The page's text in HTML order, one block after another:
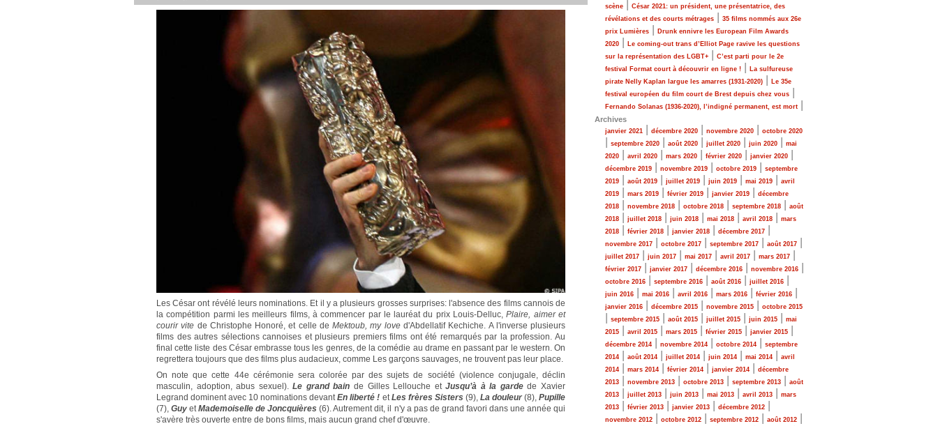
Les César ont révélé leurs nominations. Et il y a plusieurs grosses surprises: l'absence des films cannois de
la compétition parmi les meilleurs films, à commencer par le lauréat du prix Louis-Delluc,Plaire, aimer et
courir vite de Christophe Honoré, et celle deMektoub, my loved'Abdellatif Kechiche. A l'inverse plusieurs
films des autres sélections cannoises et plusieurs premiers films ont été remarqués par la profession. Au
final cette liste des César embrasse tous les genres, de la comédie au drame en passant par le western. On
regrettera toujours que des films plus audacieux, comme Les garçons sauvages, ne trouvent pas leur place.
On note que cette 44e cérémonie sera colorée par des sujets de société (violence conjugale, déclin
masculin, adoption, abus sexuel).Le grand bain de Gilles Lellouche etJusqu’à à la gardede Xavier
Legrand dominent avec 10 nominations devantEn liberté ! etLes frères Sisters (9), La douleur(8),Pupille
(7),Guy etMademoiselle de Joncquières (6). Autrement dit, il n'y a pas de grand favori dans une année qui
s'avère très ouverte entre de bons films, mais aucun grand chef d'œuvre.
scène
César 2021: un président, une présentatrice, des
révélations et des courts métrages
35 films nommés aux 26e
prix Lumières
Drunk ennivre les European Film Awards
2020
Le coming-out trans d’Elliot Page ravive les questions
sur la représentation des LGBT+
C’est parti pour le 2e
festival Format court à découvrir en ligne !
La sulfureuse
pirate Nelly Kaplan largue les amarres (1931-2020)
Le 35e
festival européen du film court de Brest depuis chez vous
Fernando Solanas (1936-2020), l’indigné permanent, est mort
Archives
janvier 2021 décembre 2020 novembre 2020 octobre 2020
septembre 2020 août 2020 juillet 2020 juin 2020
mai
2020
avril 2020 mars 2020 février 2020 janvier 2020
décembre 2019 novembre 2019 octobre 2019
septembre
2019
août 2019 juillet 2019 juin 2019 mai 2019
avril
2019
mars 2019 février 2019 janvier 2019
décembre
2018
novembre 2018 octobre 2018 septembre 2018
août
2018
juillet 2018 juin 2018 mai 2018 avril 2018
mars
2018
février 2018 janvier 2018 décembre 2017
novembre 2017 octobre 2017 septembre 2017 août 2017
juillet 2017 juin 2017 mai 2017 avril 2017 mars 2017
février 2017 janvier 2017 décembre 2016 novembre 2016
octobre 2016 septembre 2016 août 2016 juillet 2016
juin 2016 mai 2016 avril 2016 mars 2016 février 2016
janvier 2016 décembre 2015 novembre 2015 octobre 2015
septembre 2015 août 2015 juillet 2015 juin 2015
mai
2015
avril 2015 mars 2015 février 2015 janvier 2015
décembre 2014 novembre 2014 octobre 2014
septembre
2014
août 2014 juillet 2014 juin 2014 mai 2014
avril
2014
mars 2014 février 2014 janvier 2014
décembre
2013
novembre 2013 octobre 2013 septembre 2013
août
2013
juillet 2013 juin 2013 mai 2013 avril 2013
mars
2013
février 2013 janvier 2013 décembre 2012
novembre 2012 octobre 2012 septembre 2012 août 2012